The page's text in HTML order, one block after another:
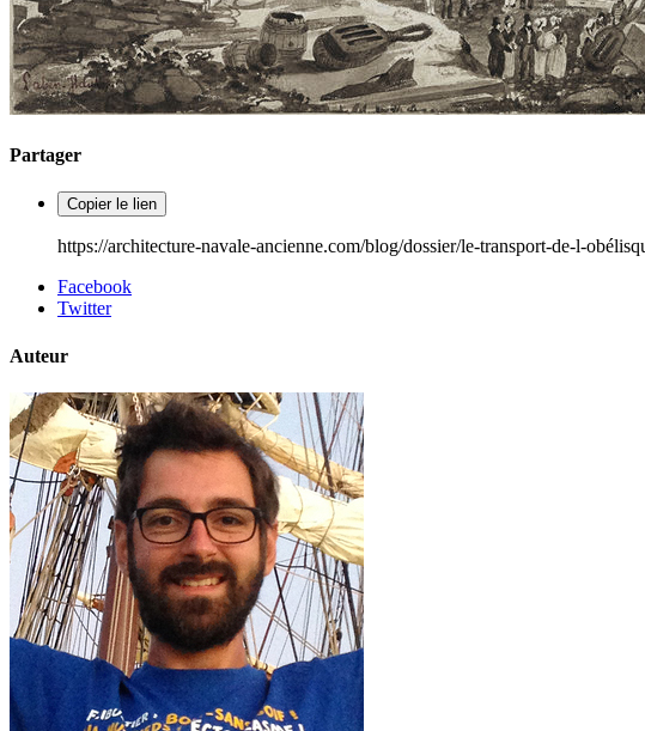
Partager
Copier le lien
https://architecture-navale-ancienne.com/blog/dossier/le-transport-de-l-
Facebook
Twitter
Auteur